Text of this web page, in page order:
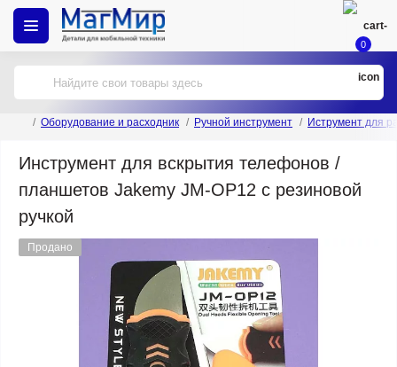
0
Оборудование и расходник Ручной инструмент Иструмент для
Инструмент для вскрытия телефонов /
планшетов Jakemy JM-OP12 с резиновой
ручкой
Продано